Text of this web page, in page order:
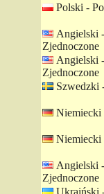
Polski -
Angielski
Zjednoczone
Angielski
Zjednoczone
Szwedzki
Niemiecki
Niemiecki
Angielski
Zjednoczone
Ukraiński